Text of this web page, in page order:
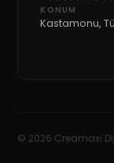
KONUM
Kastamonu,
© 2026 Creamaxi